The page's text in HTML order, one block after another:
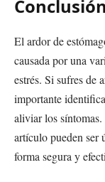
Conclusión
El ardor de
causada por una
estrés. Si sufres de
importante
aliviar los síntomas.
artículo pueden ser
forma segura y